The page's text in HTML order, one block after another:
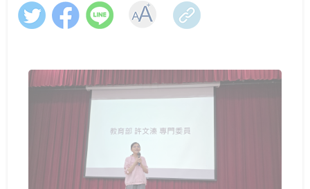
提升專業知能協助學生處理校園親密關係暴力事件 保護
強化全民國防與防救災量能-政大與美和科大攜手辦理毒
化災應變實作訓練
別具「藝」格！適應藝術夏令營 從探索自我到成就彼
教育部補助大專校院學生社團赴教育優先區中小學校辦
教育部召開115年特殊教育行政支持網絡會議－聚焦AI及
融合教育推動
數位／網路性別暴力防治研討會
強化「喪屍煙彈」校園防制 教育部以「辨風險、阻來
源、即處遇、重輔導」守護學生安全
從擁擠到療癒：校園諮商空間的再生與轉化——以「學
美耕心」計畫打造學生安心支持場域
關懷少年偏差行為．守護校園安寧 「2026青少年藥物濫
春暉愛傳遞！教育部攜手績優志工，共築跨域防毒、反
詐防護網
大專校院推動性別平等教育日實務分享，展現校園多元
教育部辦理「安全計畫介入工作坊」 強化校園防治自我
響應CRPD 教育部辦理「超人再起」紀錄片賞析
演跨校接駁計畫啟動
大專校院響應性別平等教育日活動 共同營造友善校園環
大手牽小手 社團齊步走-114年大專校院社團帶動中小學
社團發展計畫成果
CONTENTS目錄
跨越年齡的性別平權實踐，《性別平等教育季刊》第111
期引領高齡人生新圖像
「解癮—解開毒品上癮的真相」反毒教育特展 登陸花蓮
「義」氣風發、「社」我其誰！115年全國大專校院學生
社團評選盛大舉行